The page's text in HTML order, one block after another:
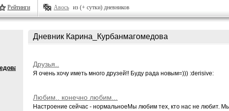
Рейтинги Авось из (+ сутки) дневников
Дневник Карина_Курбанмагомедова
Друзья..
Я очень хочу иметь много друзей!! Буду рада новым=))) :derisive:
Любим.. конечно любим...
Настроение сейчас - нормальноеМы любим тех, кто нас не любит.